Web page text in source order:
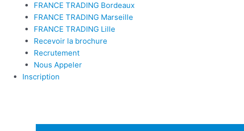
FRANCE TRADING Bordeaux
FRANCE TRADING Marseille
FRANCE TRADING Lille
Recevoir la brochure
Recrutement
Nous Appeler
Inscription